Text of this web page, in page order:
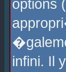
options
infini. Il